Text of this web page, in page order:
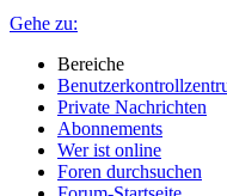
Gehe zu:
Bereiche
Private Nachrichten
Abonnements
Wer ist online
Foren durchsuchen